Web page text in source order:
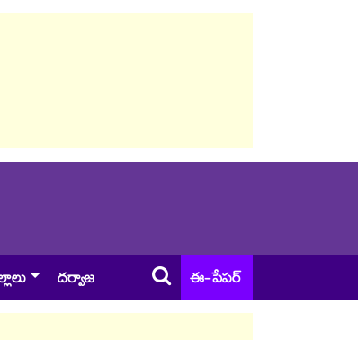
దర్వాజ ఈ-పేపర్